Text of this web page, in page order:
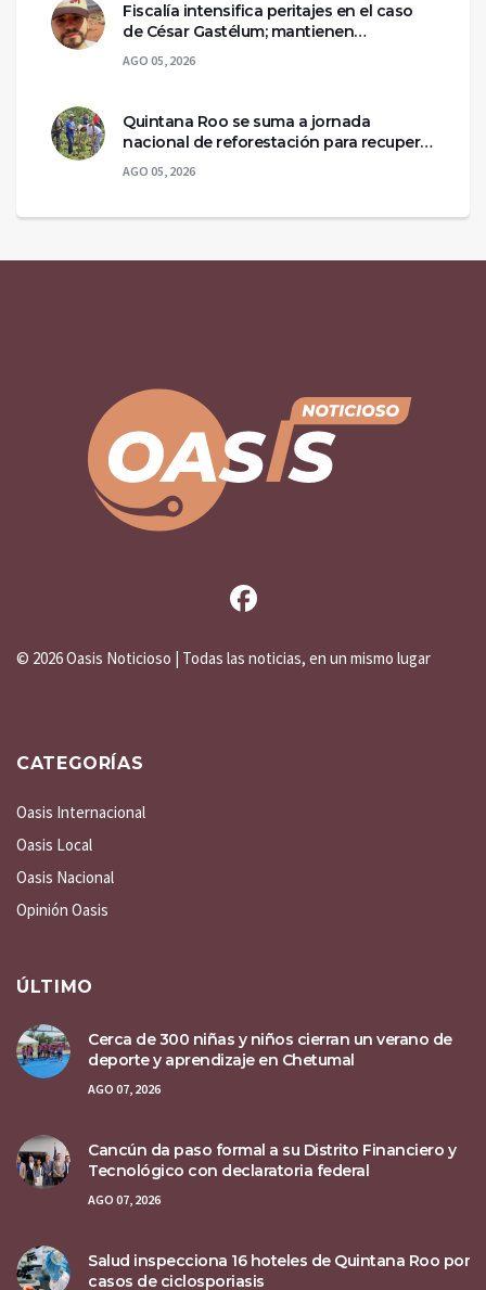
Fiscalía intensifica peritajes en el caso
de César Gastélum; mantienen
asegurada la escena del crimen
AGO 05, 2026
Quintana Roo se suma a jornada
nacional de reforestación para recuperar
ecosistemas del sur
AGO 05, 2026
© 2026 Oasis Noticioso | Todas las noticias, en un mismo lugar
CATEGORÍAS
Oasis Internacional
Oasis Local
Oasis Nacional
Opinión Oasis
ÚLTIMO
Cerca de 300 niñas y niños cierran un verano de
deporte y aprendizaje en Chetumal
AGO 07, 2026
Cancún da paso formal a su Distrito Financiero y
Tecnológico con declaratoria federal
AGO 07, 2026
Salud inspecciona 16 hoteles de Quintana Roo por
casos de ciclosporiasis